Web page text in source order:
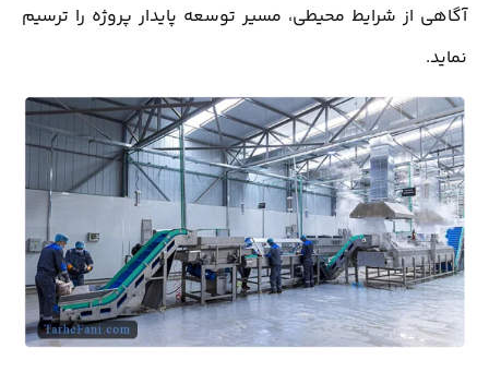
آگاهی از شرایط محیطی، مسیر توسعه پایدار پروژه را ترسیم
نماید.